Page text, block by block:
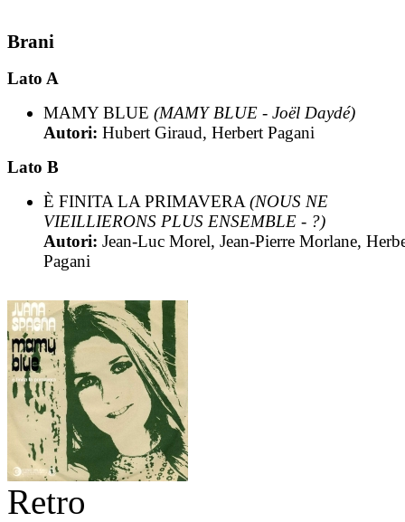
Brani
Lato A
MAMY BLUE (MAMY BLUE - Joël Daydé)
Autori: Hubert Giraud, Herbert Pagani
Lato B
È FINITA LA PRIMAVERA(NOUS NE
VIEILLIERONS PLUS ENSEMBLE - ?)
Autori: Jean-Luc Morel, Jean-Pierre Morlane,
Pagani
Retro